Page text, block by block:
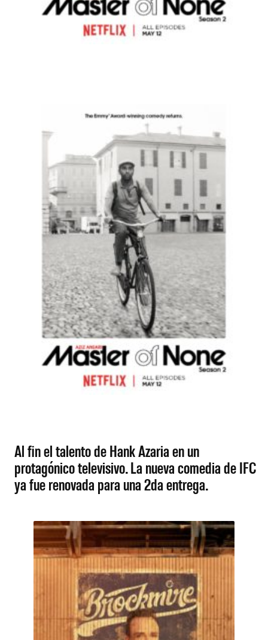
Al fin el talento de Hank Azaria en un
protagónico televisivo. La nueva comedia de IFC
ya fue renovada para una 2da entrega.